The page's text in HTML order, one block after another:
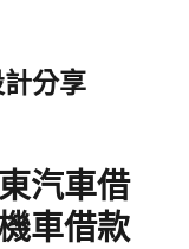
分享
汽車借
車借款